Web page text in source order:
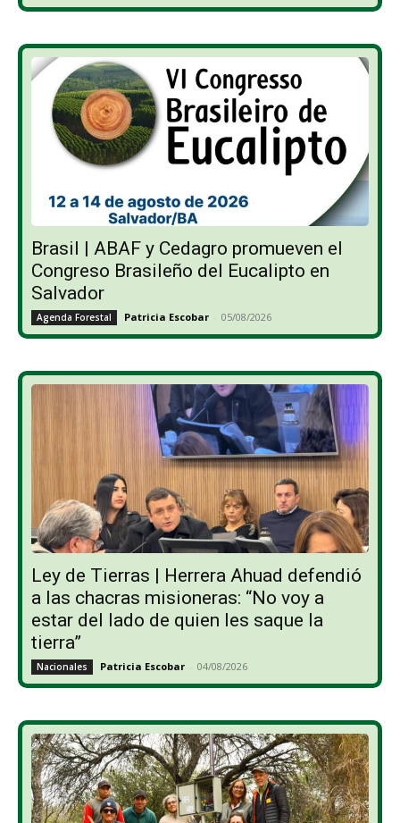
Brasil | ABAF y Cedagro promueven el
Congreso Brasileño del Eucalipto en
Salvador
Agenda Forestal Patricia Escobar - 05/08/2026
Ley de Tierras | Herrera Ahuad defendió
a las chacras misioneras: “No voy a
estar del lado de quien les saque la
tierra”
Nacionales Patricia Escobar - 04/08/2026